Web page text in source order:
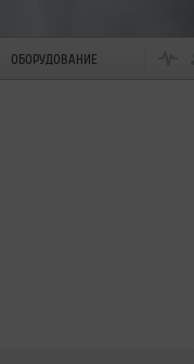
ОБОРУДОВАНИЕ